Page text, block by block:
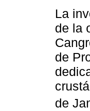
La
de la
de
de